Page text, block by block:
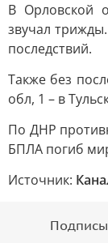
В Орловской
звучал
последствий.
Также без
обл, 1 – в
По ДНР
БПЛА погиб
Источник: